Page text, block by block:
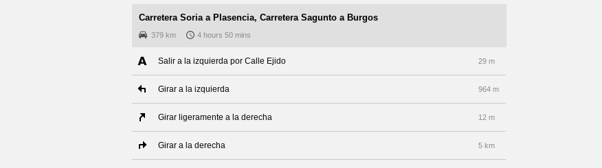
Carretera Soria a Plasencia, Carretera Sagunto a Burgos
379 km 4 hours 50 mins
Salir a la izquierda por Calle Ejido 29 m
Girar a la izquierda 964 m
Girar ligeramente a la derecha 12 m
Girar a la derecha 5 km